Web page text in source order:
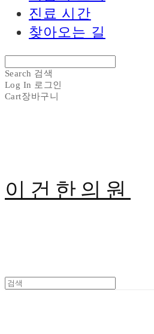
진료 시간
찾아오는 길
Search 검색
Log In 로그인
Cart장바구니
이건한의원